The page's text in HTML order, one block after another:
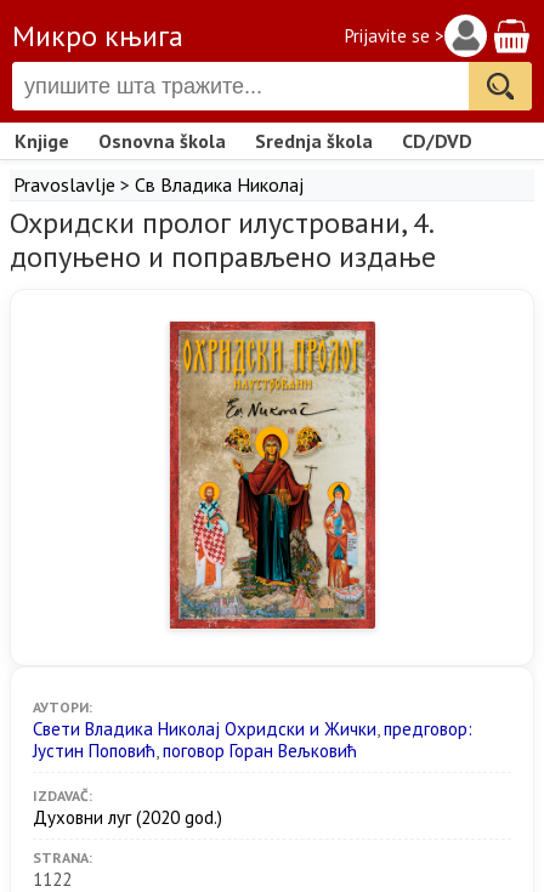
Микро књига Prijavite se >
Knjige Osnovna škola Srednja škola
CD/DVD
Pravoslavlje > Св Владика Николај
Охридски пролог илустровани, 4.
допуњено и поправљено издање
АУТОРИ:
Свети Владика Николај Охридски и Жички,предговор:
Јустин Поповић,поговор Горан Вељковић
IZDAVAČ:
Духовни луг(2020 god.)
STRANA:
1122